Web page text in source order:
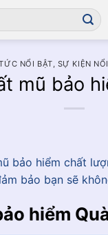
NỔI BẬT, SỰ KIỆN
mũ bảo
bảo hiểm chất
bảo bạn sẽ
hiểm